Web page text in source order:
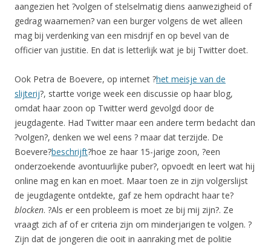
aangezien het ?volgen of stelselmatig diens aanwezigheid of
gedrag waarnemen? van een burger volgens de wet alleen
mag bij verdenking van een misdrijf en op bevel van de
officier van justitie. En dat is letterlijk wat je bij Twitter doet.
Ook Petra de Boevere, op internet ?het meisje van de
slijterij?, startte vorige week een discussie op haar blog,
omdat haar zoon op Twitter werd gevolgd door de
jeugdagente. Had Twitter maar een andere term bedacht dan
?volgen?, denken we wel eens ? maar dat terzijde. De
Boevere?beschrijft?hoe ze haar 15-jarige zoon, ?een
onderzoekende avontuurlijke puber?, opvoedt en leert wat hij
online mag en kan en moet. Maar toen ze in zijn volgerslijst
de jeugdagente ontdekte, gaf ze hem opdracht haar te?
blocken. ?Als er een probleem is moet ze bij mij zijn?. Ze
vraagt zich af of er criteria zijn om minderjarigen te volgen. ?
Zijn dat de jongeren die ooit in aanraking met de politie